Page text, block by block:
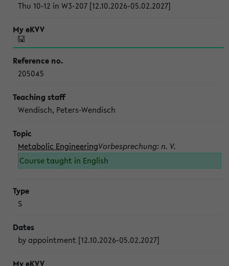
Thu 10-12 in W3-207 [12.10.2026-05.02.2027]
205045
Wendisch, Peters-Wendisch
Metabolic EngineeringVorbesprechung: n. V.
Course taught in English
S
by appointment [12.10.2026-05.02.2027]